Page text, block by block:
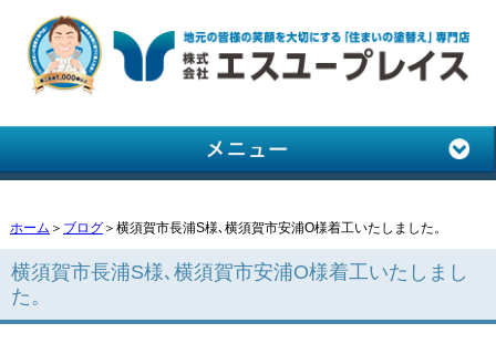
ホーム ＞ ブログ＞横須賀市長浦S様､横須賀市安浦O様着工いたしました。
横須賀市長浦S様､横須賀市安浦O様着工いたしまし
た。